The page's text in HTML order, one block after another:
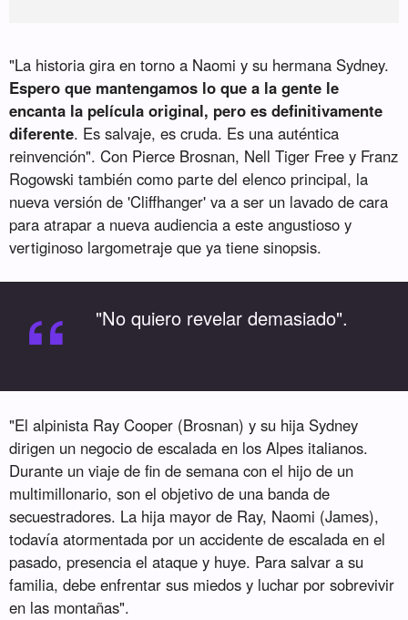
"La historia gira en torno a Naomi y su hermana Sydney.
Espero que mantengamos lo que a la gente le
encanta la película original, pero es definitivamente
diferente. Es salvaje, es cruda. Es una auténtica
reinvención". Con Pierce Brosnan, Nell Tiger Free y Franz
Rogowski también como parte del elenco principal, la
nueva versión de 'Cliffhanger' va a ser un lavado de cara
para atrapar a nueva audiencia a este angustioso y
vertiginoso largometraje que ya tiene sinopsis.
“ "No quiero revelar demasiado".
"El alpinista Ray Cooper (Brosnan) y su hija Sydney
dirigen un negocio de escalada en los Alpes italianos.
Durante un viaje de fin de semana con el hijo de un
multimillonario, son el objetivo de una banda de
secuestradores. La hija mayor de Ray, Naomi (James),
todavía atormentada por un accidente de escalada en el
pasado, presencia el ataque y huye. Para salvar a su
familia, debe enfrentar sus miedos y luchar por sobrevivir
en las montañas".